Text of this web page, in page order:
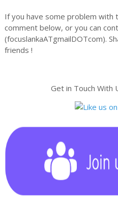
If you have some problem with
comment below, or you can
(focuslankaATgmailDOTcom).
friends !
Get in Touch With